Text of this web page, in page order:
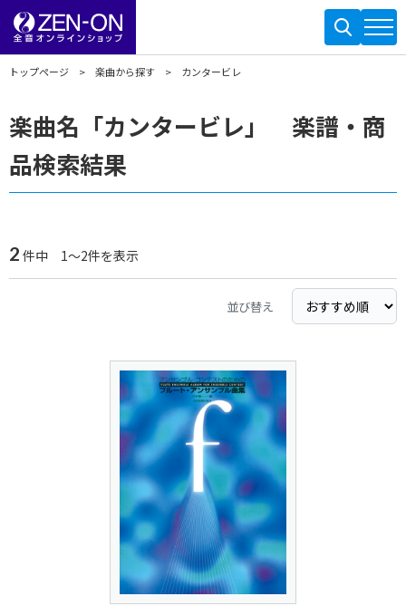
トップページ 楽曲から探す カンタービレ
楽曲名「カンタービレ」 楽譜・商
品検索結果
2 件中 1～2件を表示
並び替え